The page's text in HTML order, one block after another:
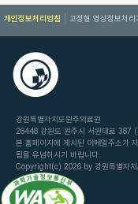
개인정보처리방침 고정형 영상정보처리
강원특별자치도원주의료원
26448 강원도 원주시 서원대로
본 홈페이지에 게시된 이메일주소가
됨을 유념하시기 바랍니다.
Copyright(c) 2026 by 강원특별자